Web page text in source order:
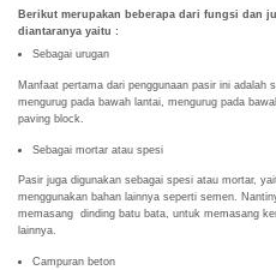
Berikut merupakan beberapa dari fungsi dan
diantaranya yaitu :
Sebagai urugan
Manfaat pertama dari penggunaan pasir ini adalah
mengurug pada bawah lantai, mengurug pada
paving block.
Sebagai mortar atau spesi
Pasir juga digunakan sebagai spesi atau mortar,
menggunakan bahan lainnya seperti semen.
memasang dinding batu bata, untuk memasang
lainnya.
Campuran beton